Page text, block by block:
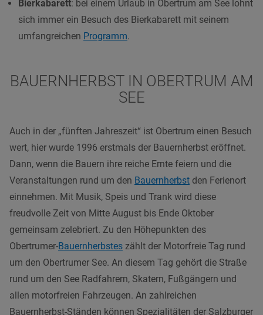
Bierkabarett: bei einem Urlaub in Obertrum am See lohnt
sich immer ein Besuch des Bierkabarett mit seinem
umfangreichen Programm.
BAUERNHERBST IN OBERTRUM AM
SEE
Auch in der „fünften Jahreszeit“ ist Obertrum einen Besuch
wert, hier wurde 1996 erstmals der Bauernherbst eröffnet.
Dann, wenn die Bauern ihre reiche Ernte feiern und die
Veranstaltungen rund um den Bauernherbst den Ferienort
einnehmen. Mit Musik, Speis und Trank wird diese
freudvolle Zeit von Mitte August bis Ende Oktober
gemeinsam zelebriert. Zu den Höhepunkten des
Obertrumer-Bauernherbstes zählt der Motorfreie Tag rund
um den Obertrumer See. An diesem Tag gehört die Straße
rund um den See Radfahrern, Skatern, Fußgängern und
allen motorfreien Fahrzeugen. An zahlreichen
Bauernherbst-Ständen können Spezialitäten der Salzburger